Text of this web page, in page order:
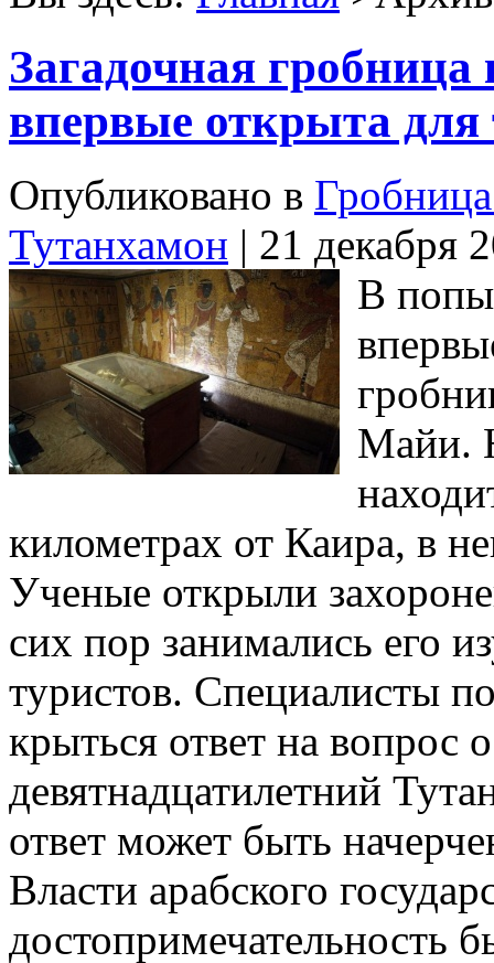
Загадочная
впервые открыта для
Опубликовано в
Тутанхамон | 21 декабря
В
Майи.
километрах от Каира, в
Ученые открыли
сих пор занимались его
туристов. Специалисты
крыться ответ на вопрос
девятнадцатилетний
ответ может быть
Власти арабского
достопримечательность